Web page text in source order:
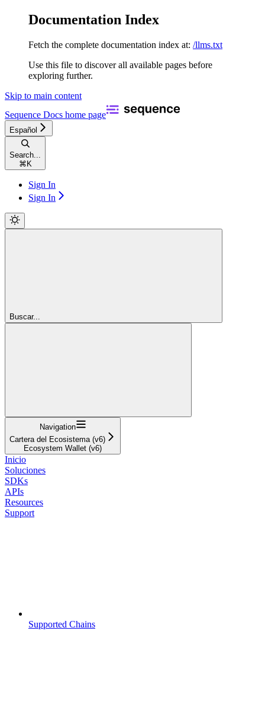
Documentation Index
Fetch the complete documentation index at: /llms.txt
Use this file to discover all available pages before
exploring further.
Skip to main content
Sequence Docs home page
Español
Search...
⌘ K
Sign In
Sign In
Buscar...
Navigation
Cartera del Ecosistema (v6)
Ecosystem Wallet (v6)
Inicio
Soluciones
SDKs
APIs
Resources
Support
Supported Chains